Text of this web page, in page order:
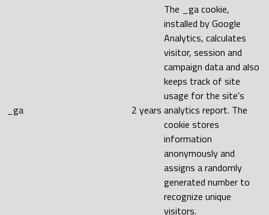
_ga 2 years
The _ga cookie,
installed by Google
Analytics, calculates
visitor, session and
campaign data and also
keeps track of site
usage for the site's
analytics report. The
cookie stores
information
anonymously and
assigns a randomly
generated number to
recognize unique
visitors.